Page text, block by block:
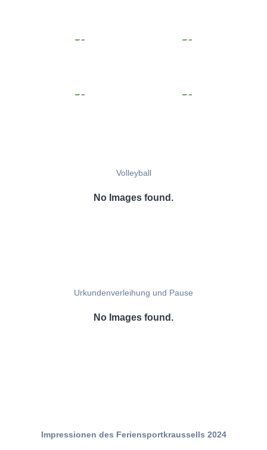
Volleyball
No Images found.
Urkundenverleihung und Pause
No Images found.
Impressionen des Feriensportkraussells 2024